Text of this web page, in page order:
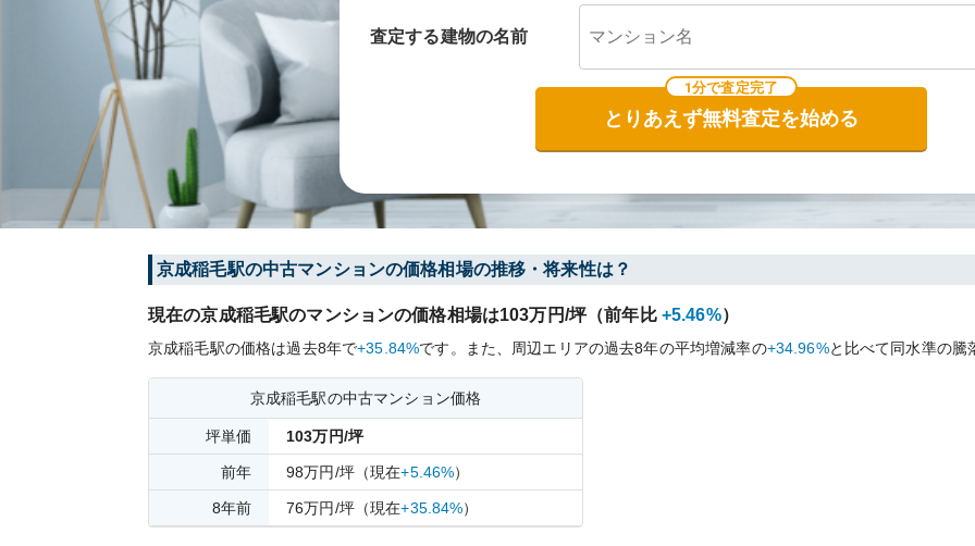
査定する建物の名前
1分で査定完了
とりあえず無料査定を始める
京成稲毛駅の中古マンションの価格相場の推移・将来性は？
現在の京成稲毛駅のマンションの価格相場は103万円/坪（前年比 +5.46%）
京成稲毛駅の価格は過去8年で+35.84%です。 また、周辺エリアの過去8年の平均増減率の+34.96%と比べて同水準の騰
京成稲毛駅の中古マンション価格
坪単価 103万円/坪
前年 98万円/坪（現在+5.46%）
8年前 76万円/坪（現在+35.84%）